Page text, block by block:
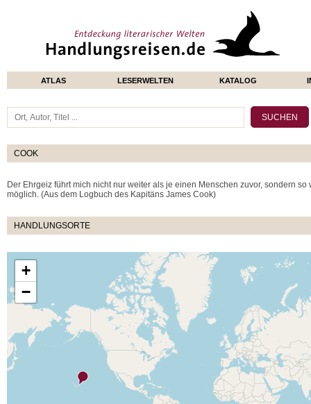
ATLAS LESERWELTEN KATALOG
COOK
Der Ehrgeiz führt mich nicht nur weiter als je einen Menschen zuvor, sondern
möglich. (Aus dem Logbuch des Kapitäns James Cook)
HANDLUNGSORTE
+
−